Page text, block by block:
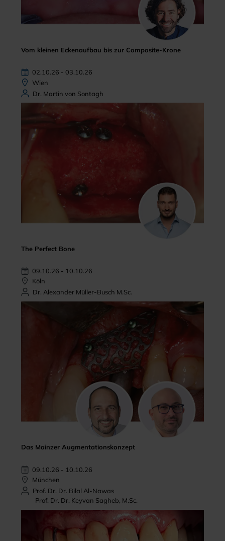
Vom kleinen Eckenaufbau bis zur Composite-Krone
02.10.26 - 03.10.26
Wien
Dr. Martin von Sontagh
The Perfect Bone
09.10.26 - 10.10.26
Köln
Dr. Alexander Müller-Busch M.Sc.
Das Mainzer Augmentationskonzept
09.10.26 - 10.10.26
München
Prof. Dr. Dr. Bilal Al-Nawas
Prof. Dr. Dr. Keyvan Sagheb, M.Sc.